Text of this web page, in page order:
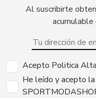
Al suscribirte
acumulable
Acepto Politica Alta
He leído y acepto la